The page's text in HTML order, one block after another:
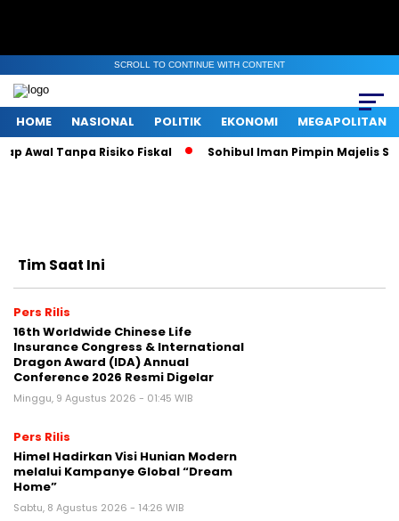
SCROLL TO CONTINUE WITH CONTENT
HOME NASIONAL POLITIK EKONOMI MEGAPOLITAN
Tanpa Risiko Fiskal Sohibul Iman Pimpin Majelis
Tim Saat Ini
Pers Rilis
16th Worldwide Chinese Life
Insurance Congress & International
Dragon Award (IDA) Annual
Conference 2026 Resmi Digelar
Minggu, 9 Agustus 2026 - 01:45 WIB
Pers Rilis
Himel Hadirkan Visi Hunian Modern
melalui Kampanye Global “Dream
Home”
Sabtu, 8 Agustus 2026 - 14:26 WIB